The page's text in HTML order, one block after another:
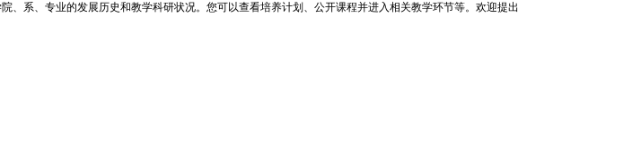
、系、专业的发展历史和教学科研状况。您可以查看培养计划、公开课程并进入相关教学环节等。欢迎提出